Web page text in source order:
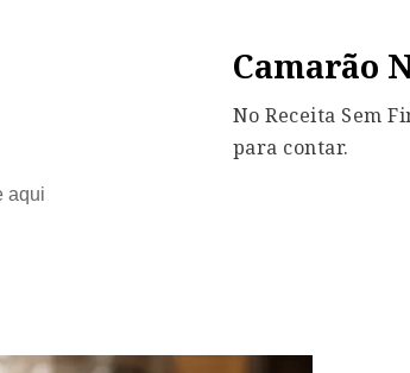
Camarão
No Receita Sem
para contar.